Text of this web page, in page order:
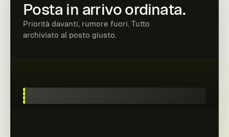
Posta in arrivo ordinata.
Priorità davanti, rumore fuori. Tutto
archiviato al posto giusto.